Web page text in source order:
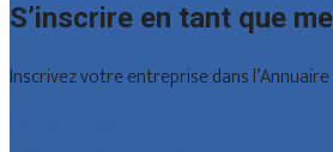
S’inscrire en tant que
Inscrivez votre entreprise dans